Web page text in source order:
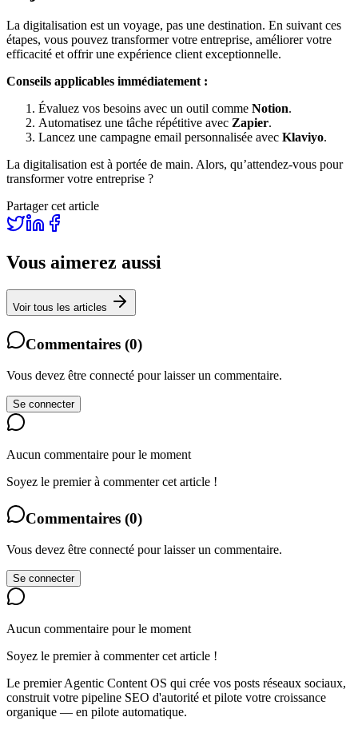
La digitalisation est un voyage, pas une destination. En suivant ces
étapes, vous pouvez transformer votre entreprise, améliorer votre
efficacité et offrir une expérience client exceptionnelle.
Conseils applicables immédiatement :
Évaluez vos besoins avec un outil comme Notion.
Automatisez une tâche répétitive avec Zapier.
Lancez une campagne email personnalisée avec Klaviyo.
La digitalisation est à portée de main. Alors, qu’attendez-vous pour
transformer votre entreprise ?
Partager cet article
Vous aimerez aussi
Voir tous les articles
Commentaires (0)
Vous devez être connecté pour laisser un commentaire.
Se connecter
Aucun commentaire pour le moment
Soyez le premier à commenter cet article !
Commentaires (0)
Vous devez être connecté pour laisser un commentaire.
Se connecter
Aucun commentaire pour le moment
Soyez le premier à commenter cet article !
Le premier Agentic Content OS qui crée vos posts réseaux sociaux,
construit votre pipeline SEO d'autorité et pilote votre croissance
organique — en pilote automatique.